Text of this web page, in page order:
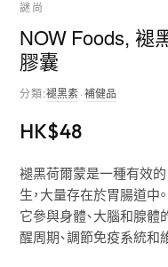
謎尚
NOW Foods, 褪
膠囊
分類:褪黑素·補健品
HK$48
褪黑荷爾蒙是一種有效
生，大量存在於胃腸道中。
它參與身體、大腦和腺體
醒周期、調節免疫系統和